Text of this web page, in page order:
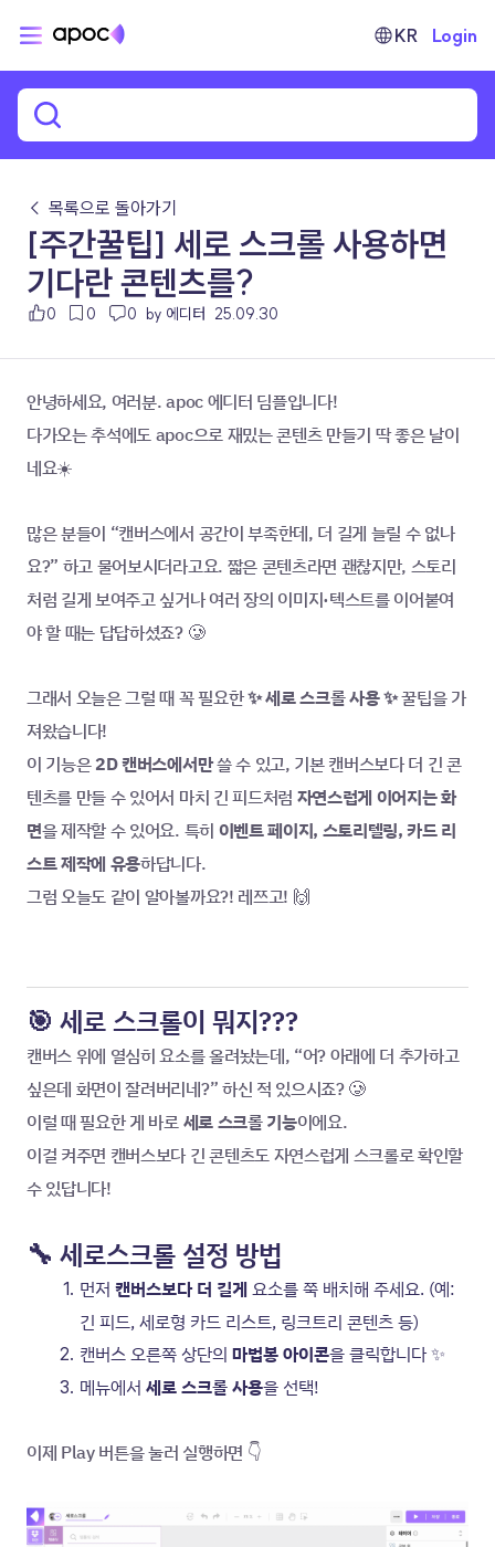
KR Login
← 목록으로 돌아가기
[주간꿀팁] 세로 스크롤 사용하면
기다란 콘텐츠를?
0 0 0 by 에디터 25.09.30
안녕하세요, 여러분. apoc 에디터 딤플입니다!
다가오는 추석에도 apoc으로 재밌는 콘텐츠 만들기 딱 좋은 날이
네요☀️
많은 분들이 “캔버스에서 공간이 부족한데, 더 길게 늘릴 수 없나
요?” 하고 물어보시더라고요. 짧은 콘텐츠라면 괜찮지만, 스토리
처럼 길게 보여주고 싶거나 여러 장의 이미지·텍스트를 이어붙여
야 할 때는 답답하셨죠? 🥲
그래서 오늘은 그럴 때 꼭 필요한 ✨ 세로 스크롤 사용 ✨ 꿀팁을 가
져왔습니다!
이 기능은 2D 캔버스에서만 쓸 수 있고, 기본 캔버스보다 더 긴 콘
텐츠를 만들 수 있어서 마치 긴 피드처럼 자연스럽게 이어지는 화
면을 제작할 수 있어요. 특히 이벤트 페이지, 스토리텔링, 카드 리
스트 제작에 유용하답니다.
그럼 오늘도 같이 알아볼까요?! 레쯔고! 🙌
🎯 세로 스크롤이 뭐지???
캔버스 위에 열심히 요소를 올려놨는데, “어? 아래에 더 추가하고
싶은데 화면이 잘려버리네?” 하신 적 있으시죠? 🥲
이럴 때 필요한 게 바로 세로 스크롤 기능이에요.
이걸 켜주면 캔버스보다 긴 콘텐츠도 자연스럽게 스크롤로 확인할
수 있답니다!
🔧 세로스크롤 설정 방법
먼저 캔버스보다 더 길게 요소를 쭉 배치해 주세요. (예:
긴 피드, 세로형 카드 리스트, 링크트리 콘텐츠 등)
캔버스 오른쪽 상단의 마법봉 아이콘을 클릭합니다 ✨
메뉴에서 세로 스크롤 사용을 선택!
이제 Play 버튼을 눌러 실행하면 👇